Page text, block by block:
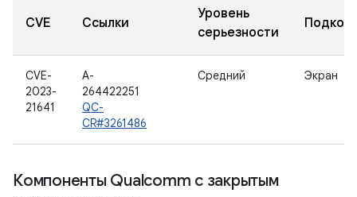
CVE Ссылки
Уровень
серьезности
CVE-
2023-
21641
A-
264422251
QC-
CR#3261486
Средний Экран
Компоненты Qualcomm с закрытым